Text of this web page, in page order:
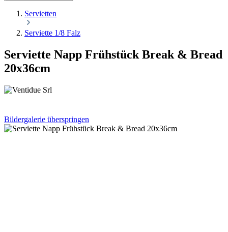
Servietten
Serviette 1/8 Falz
Serviette Napp Frühstück Break & Bread
20x36cm
Bildergalerie überspringen